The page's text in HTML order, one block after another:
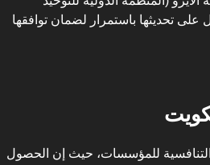
على تحديثها باستمرار لضمان توافقها
التنافسية للمؤسسات، حيث إن الحصول